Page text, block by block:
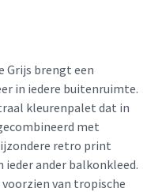
Grijs brengt een
in iedere buitenruimte.
kleurenpalet dat in
met
retro print
ander balkonkleed.
van tropische